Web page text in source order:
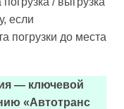
если
погрузки до места
— ключевой
«Автотранс